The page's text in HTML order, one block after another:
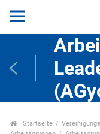
Startseite